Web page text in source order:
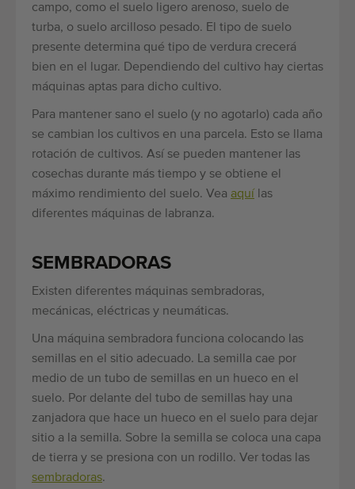
campo, como el suelo ligero arenoso, suelo de
turba, o suelo arcilloso pesado. El tipo de suelo
presente determina qué tipo de verdura crecerá
bien en el lugar. Dependiendo del cultivo hay ciertas
máquinas aptas para dicho cultivo.
Para mantener sano el suelo (y no agotarlo) cada año
se cambian los cultivos en una parcela. Esto se llama
rotación de cultivos. Así se pueden mantener las
cosechas durante más tiempo y se obtiene el
máximo rendimiento del suelo. Vea aquí las
diferentes máquinas de labranza.
SEMBRADORAS
Existen diferentes máquinas sembradoras,
mecánicas, eléctricas y neumáticas.
Una máquina sembradora funciona colocando las
semillas en el sitio adecuado. La semilla cae por
medio de un tubo de semillas en un hueco en el
suelo. Por delante del tubo de semillas hay una
zanjadora que hace un hueco en el suelo para dejar
sitio a la semilla. Sobre la semilla se coloca una capa
de tierra y se presiona con un rodillo. Ver todas las
sembradoras.